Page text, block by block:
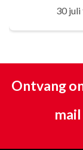
30 juli
Ontvang
mail